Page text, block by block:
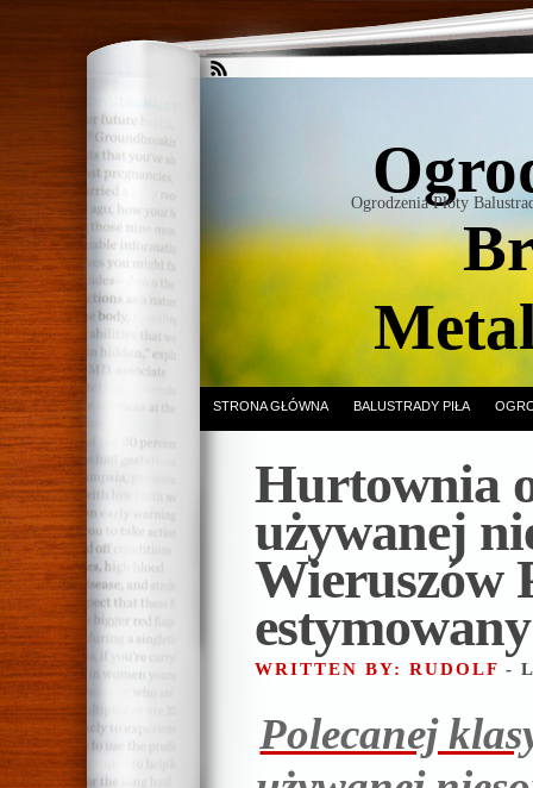
Ogrodzenia Płoty
STRONA GŁÓWNA BALUSTRADY PIŁA
Hurtownia
używanej
Wieruszów
estymowany
WRITTEN BY: RUDOLF -
Polecanej